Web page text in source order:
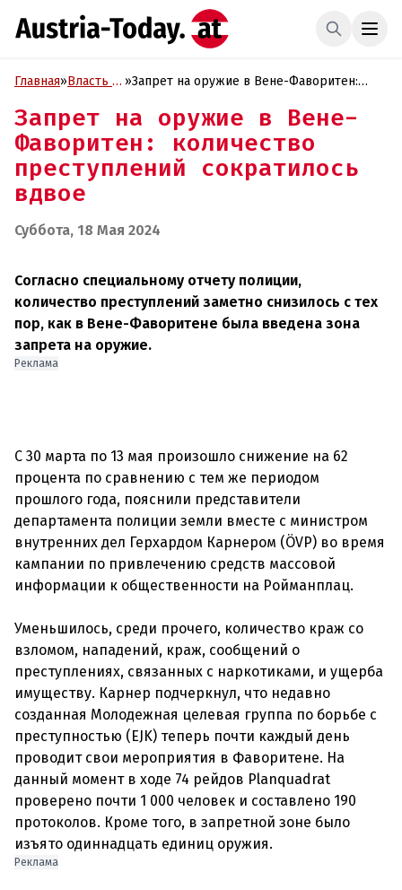
Главная»Власть и »Запрет на оружие в Вене-Фаворитен:
вдвое
Запрет на оружие в Вене-
Фаворитен: количество
преступлений сократилось
вдвое
Суббота, 18 Мая 2024
Согласно специальному отчету полиции,
количество преступлений заметно снизилось с тех
пор, как в Вене-Фаворитене была введена зона
запрета на оружие.
Реклама
С 30 марта по 13 мая произошло снижение на 62
процента по сравнению с тем же периодом
прошлого года, пояснили представители
департамента полиции земли вместе с министром
внутренних дел Герхардом Карнером (ÖVP) во время
кампании по привлечению средств массовой
информации к общественности на Ройманплац.
Уменьшилось, среди прочего, количество краж со
взломом, нападений, краж, сообщений о
преступлениях, связанных с наркотиками, и ущерба
имуществу. Карнер подчеркнул, что недавно
созданная Молодежная целевая группа по борьбе с
преступностью (EJK) теперь почти каждый день
проводит свои мероприятия в Фаворитене. На
данный момент в ходе 74 рейдов Planquadrat
проверено почти 1 000 человек и составлено 190
протоколов. Кроме того, в запретной зоне было
Реклама